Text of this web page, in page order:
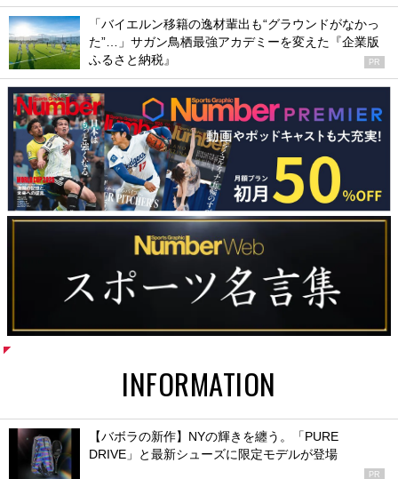
「バイエルン移籍の逸材輩出も“グラウンドがなかっ
た”…」サガン鳥栖最強アカデミーを変えた『企業版
ふるさと納税』
PR
INFORMATION
【バボラの新作】NYの輝きを纏う。「PURE
DRIVE」と最新シューズに限定モデルが登場
PR